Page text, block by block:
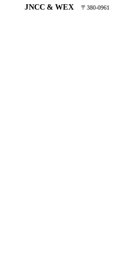
JNCC & WEX 〒380-0961